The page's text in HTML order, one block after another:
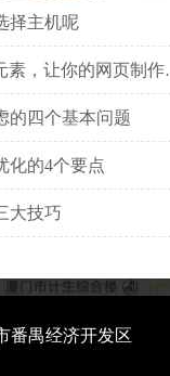
择主机呢
重视这
的四个基本问题
化的4个要点
大技巧
番禺经济开发区